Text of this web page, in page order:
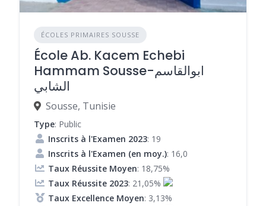
ÉCOLES PRIMAIRES SOUSSE
École Ab. Kacem Echebi
Hammam Sousse-ابوالقاسم
الشابي
Sousse, Tunisie
Type: Public
Inscrits à l'Examen 2023: 19
Inscrits à l'Examen (en moy.): 16,0
Taux Réussite Moyen: 18,75%
Taux Réussite 2023: 21,05%
Taux Excellence Moyen: 3,13%